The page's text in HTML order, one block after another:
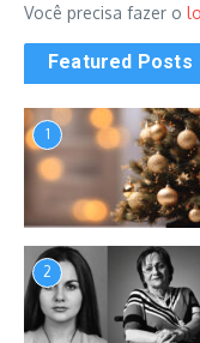
Você precisa fazer o
Featured Posts
1
2